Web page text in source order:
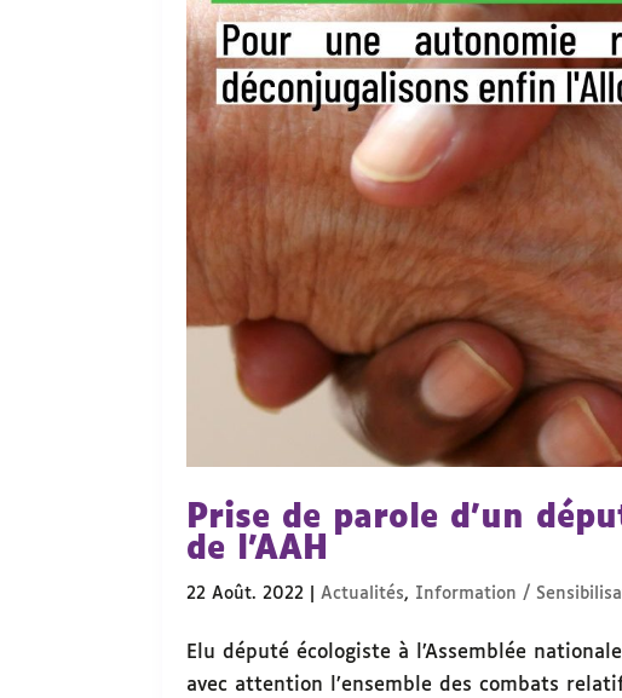
Prise de parole d’un
de l’AAH
22 Août. 2022 |Actualités, Information /
Elu député écologiste à l’Assemblée
avec attention l’ensemble des combats